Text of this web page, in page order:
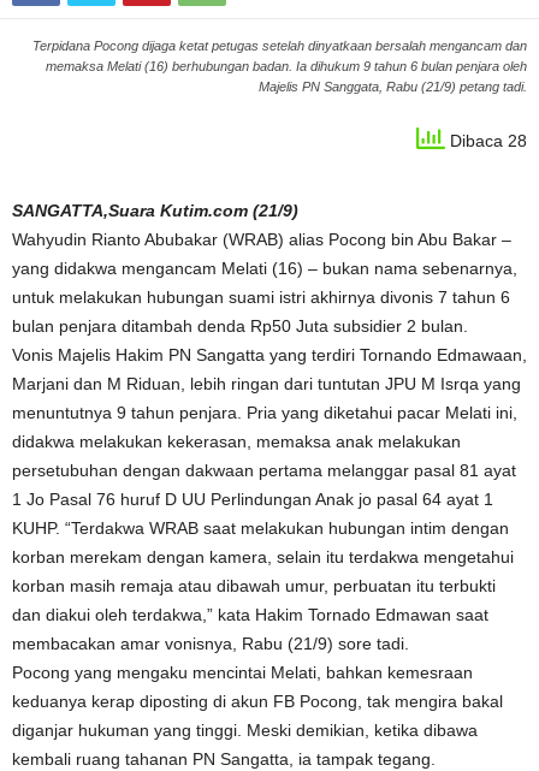
Terpidana Pocong dijaga ketat petugas setelah dinyatkaan bersalah mengancam dan
memaksa Melati (16) berhubungan badan. Ia dihukum 9 tahun 6 bulan penjara oleh
Majelis PN Sanggata, Rabu (21/9) petang tadi.
Dibaca 28
SANGATTA,Suara Kutim.com (21/9)
Wahyudin Rianto Abubakar (WRAB) alias Pocong bin Abu Bakar –
yang didakwa mengancam Melati (16) – bukan nama sebenarnya,
untuk melakukan hubungan suami istri akhirnya divonis 7 tahun 6
bulan penjara ditambah denda Rp50 Juta subsidier 2 bulan.
Vonis Majelis Hakim PN Sangatta yang terdiri Tornando Edmawaan,
Marjani dan M Riduan, lebih ringan dari tuntutan JPU M Isrqa yang
menuntutnya 9 tahun penjara. Pria yang diketahui pacar Melati ini,
didakwa melakukan kekerasan, memaksa anak melakukan
persetubuhan dengan dakwaan pertama melanggar pasal 81 ayat
1 Jo Pasal 76 huruf D UU Perlindungan Anak jo pasal 64 ayat 1
KUHP. “Terdakwa WRAB saat melakukan hubungan intim dengan
korban merekam dengan kamera, selain itu terdakwa mengetahui
korban masih remaja atau dibawah umur, perbuatan itu terbukti
dan diakui oleh terdakwa,” kata Hakim Tornado Edmawan saat
membacakan amar vonisnya, Rabu (21/9) sore tadi.
Pocong yang mengaku mencintai Melati, bahkan kemesraan
keduanya kerap diposting di akun FB Pocong, tak mengira bakal
diganjar hukuman yang tinggi. Meski demikian, ketika dibawa
kembali ruang tahanan PN Sangatta, ia tampak tegang.